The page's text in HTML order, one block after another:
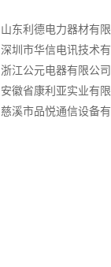
山东利德电力器材有
深圳市华信电讯技术
浙江公元电器有限公司
安徽省康利亚实业有
慈溪市品悦通信设备